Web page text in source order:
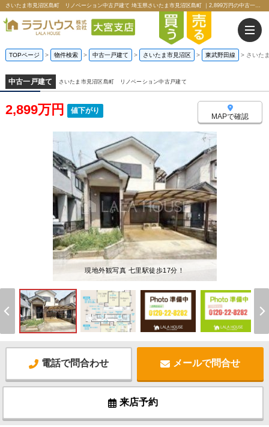
さいたま市見沼区島町 リノベーション中古戸建て 埼玉県さいたま市見沼区島町 ｜2,899万円の中古一戸建て｜ララハウス株式会社大宮支店
TOPページ > 物件検索 > 中古一戸建て > さいたま市見沼区 > 東武野田線 > さいた
中古一戸建て さいたま市見沼区島町 リノベーション中古戸建て
2,899万円 値下がり
MAPで確認
現地外観写真 七里駅徒歩17分！
電話で問合わせ メールで問合せ
来店予約